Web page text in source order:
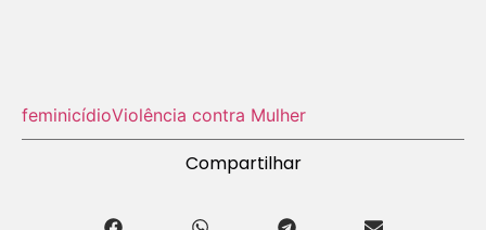
feminicídioViolência contra Mulher
Compartilhar